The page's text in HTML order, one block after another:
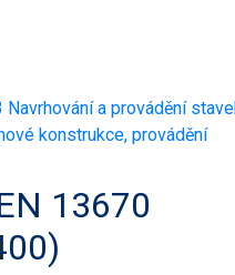
Navrhování a provádění
konstrukce, provádění
13670